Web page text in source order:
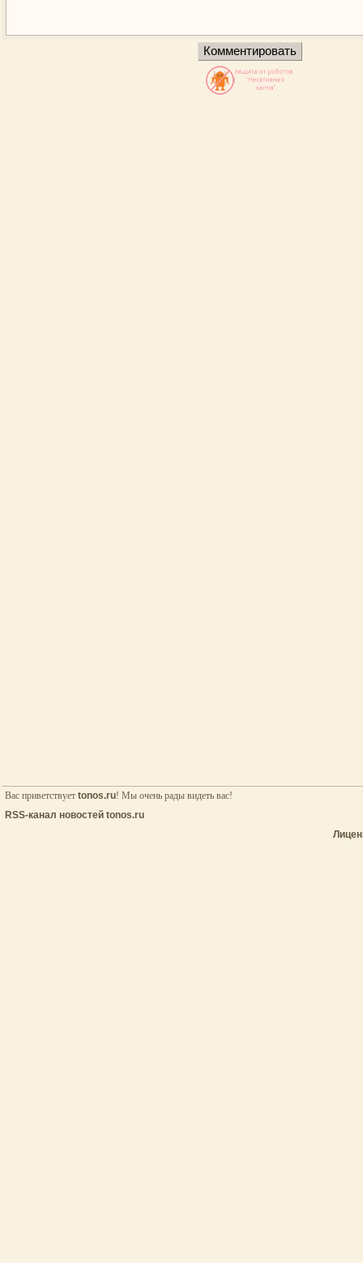
Вас приветствует tonos.ru! Мы очень рады видеть вас!
RSS-канал новостей tonos.ru